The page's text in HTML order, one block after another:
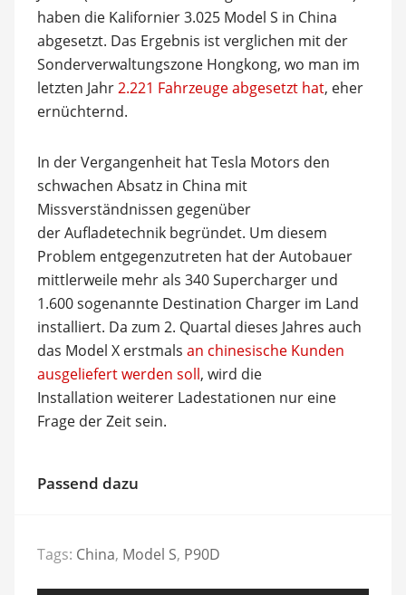
haben die Kalifornier 3.025 Model S in China
abgesetzt. Das Ergebnis ist verglichen mit der
Sonderverwaltungszone Hongkong, wo man im
letzten Jahr2.221 Fahrzeuge abgesetzt hat, eher
ernüchternd.
In der Vergangenheit hat Tesla Motors den
schwachen Absatz in China mit
Missverständnissen gegenüber
der Aufladetechnik begründet. Um diesem
Problem entgegenzutreten hat der Autobauer
mittlerweile mehr als 340 Supercharger und
1.600 sogenannte Destination Charger im Land
installiert. Da zum 2. Quartal dieses Jahres auch
das Model X erstmals an chinesische Kunden
ausgeliefert werden soll, wird die
Installation weiterer Ladestationen nur eine
Frage der Zeit sein.
Passend dazu
Tags: China, Model S, P90D